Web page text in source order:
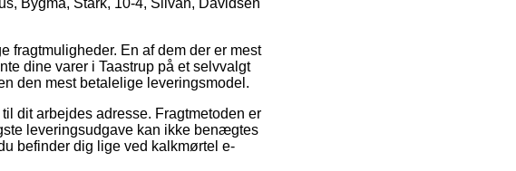
fragtmuligheder. En af dem der er mest
dine varer i Taastrup på et selvvalgt
den mest betalelige leveringsmodel.
dit arbejdes adresse. Fragtmetoden er
leveringsudgave kan ikke benægtes
befinder dig lige ved kalkmørtel e-